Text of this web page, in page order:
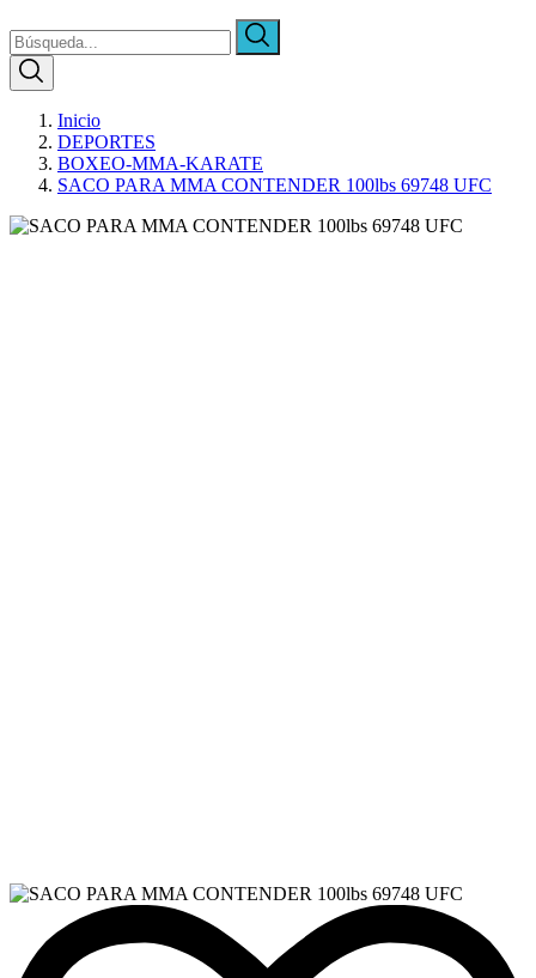
Inicio
DEPORTES
BOXEO-MMA-KARATE
SACO PARA MMA CONTENDER 100lbs 69748 UFC